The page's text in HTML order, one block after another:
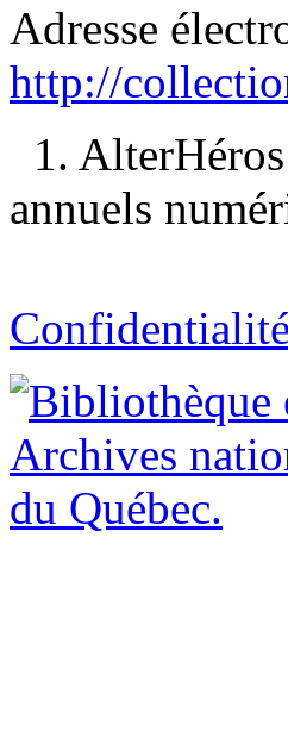
Adresse
http://
1.
annuels
Confidentialité